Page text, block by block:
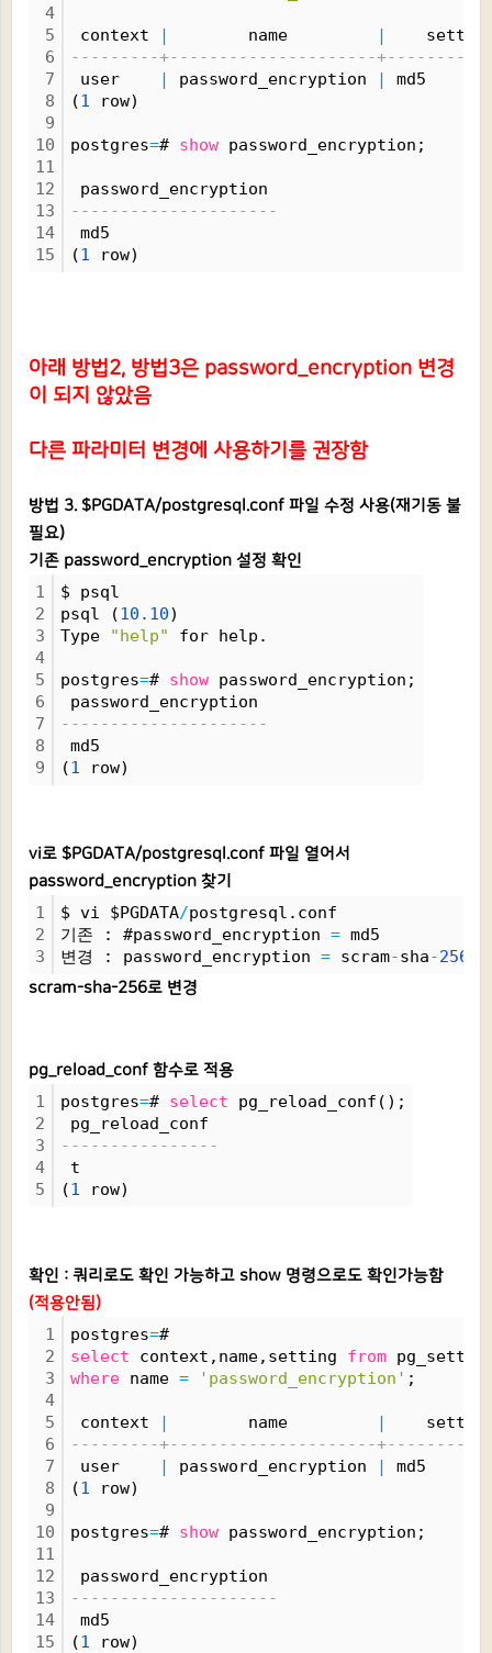
4
5
6
7
8
9
10
11
12
13
14
15
context | name |
---------+---------------------
user
| password_encryption |
md5
(1 row)
postgres=# show password_encryption;
password_encryption
---------------------
md5
(1 row)
아래 방법2, 방법3은 password_encryption 변경
이 되지 않았음
다른 파라미터 변경에 사용하기를 권장함
방법 3. $PGDATA/postgresql.conf 파일 수정 사용(재기동 불
필요)
기존 password_encryption 설정 확인
1
2
3
4
5
6
7
8
9
$ psql
psql (10. 10)
Type
"help" for help.
postgres=# show password_encryption;
password_encryption
---------------------
md5
(1 row)
vi로 $PGDATA/postgresql.conf 파일 열어서
password_encryption 찾기
1
2
3
$ vi $PGDATA/postgresql.conf
기존 : #password_encryption = md5
변경 : password_encryption = scram-sha-256
scram-sha-256로 변경
pg_reload_conf 함수로 적용
1
2
3
4
5
postgres=# select pg_reload_conf();
pg_reload_conf
----------------
t
(1 row)
확인 : 쿼리로도 확인 가능하고 show 명령으로도 확인가능함
(적용안됨)
1
2
3
4
5
6
7
8
9
10
11
12
13
14
15
postgres=#
select context,name,setting from
where name = 'password_encryption' ;
context | name |
---------+---------------------
user
| password_encryption |
md5
(1 row)
postgres=# show password_encryption;
password_encryption
---------------------
md5
(1 row)